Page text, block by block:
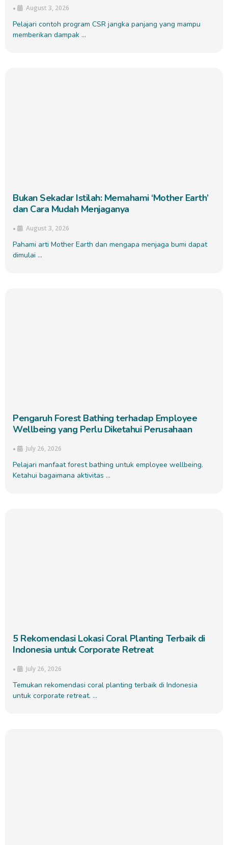
• August 3, 2026
Pelajari contoh program CSR jangka panjang yang mampu
memberikan dampak …
Bukan Sekadar Istilah: Memahami ‘Mother Earth’
dan Cara Mudah Menjaganya
• August 3, 2026
Pahami arti Mother Earth dan mengapa menjaga bumi dapat
dimulai …
Pengaruh Forest Bathing terhadap Employee
Wellbeing yang Perlu Diketahui Perusahaan
• July 26, 2026
Pelajari manfaat forest bathing untuk employee wellbeing.
Ketahui bagaimana aktivitas …
5 Rekomendasi Lokasi Coral Planting Terbaik di
Indonesia untuk Corporate Retreat
• July 26, 2026
Temukan rekomendasi coral planting terbaik di Indonesia
untuk corporate retreat. …